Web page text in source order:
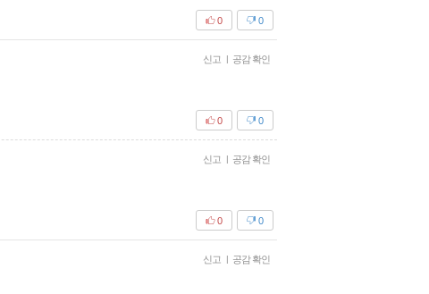
0
0
신고 공감 확인
0
0
신고 공감 확인
0
0
신고 공감 확인